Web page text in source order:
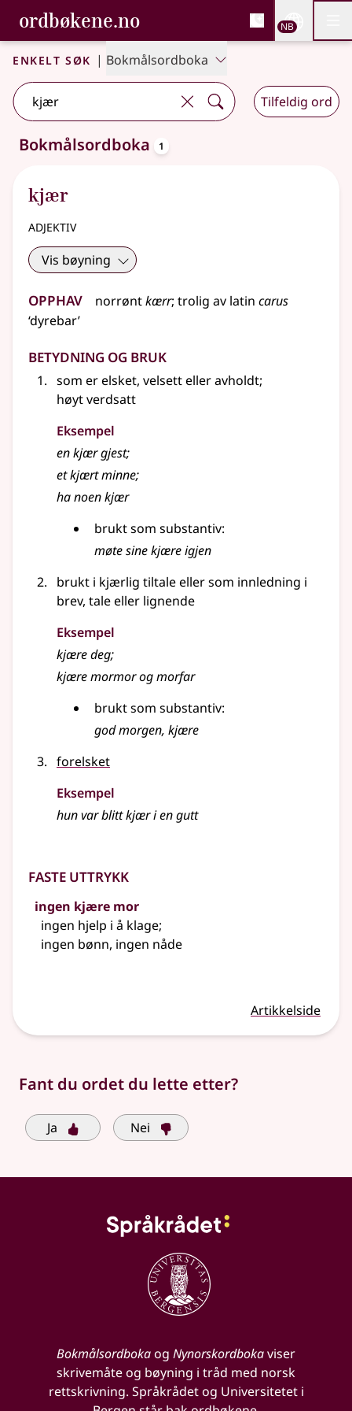
Gå til hovedinnhold
Tilgjengelighet
ordbøkene.no, Bokmålsordboka og
Bokmålsordboka og Nynorskordboka
NB
Enkelt søk | Bokmålsordboka
Tilfeldig ord
Ett treff.Ytterligere søkeforslag tilgjengelige
Bokmålsordboka 1
kjær
adjektiv
Vis bøyning
Opphav norrøntkærr; trolig av latin carus
‘dyrebar’
Betydning og bruk
som er elsket, velsett eller avholdt;
høyt verdsatt
Eksempel
enkjærgjest;
etkjærtminne;
ha noenkjær
brukt som substantiv:
møte sinekjæreigjen
brukt i kjærlig tiltale eller som innledning i
brev, taleeller lignende
Eksempel
kjære deg;
kjære mormor og morfar
brukt som substantiv:
god morgen, kjære
forelsket
Eksempel
hun var blittkjæri en gutt
Faste uttrykk
ingen kjære mor
ingen hjelp i å klage;
ingen bønn, ingen nåde
Artikkelside
Fant du ordet du lette etter?
Ja Nei
Bokmålsordbokaog Nynorskordbokaviser
skrivemåte og bøyning i tråd med norsk
rettskrivning. Språkrådet og Universitetet i